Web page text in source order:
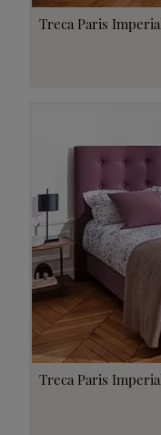
Treca Paris
Treca Paris